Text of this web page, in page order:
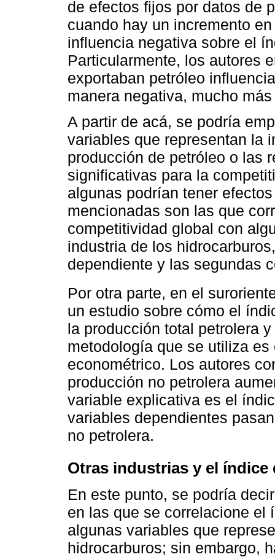
de efectos fijos por datos de
cuando hay un incremento
influencia negativa sobre el
Particularmente, los autores
exportaban petróleo
manera negativa, mucho
A partir de acá, se podría
variables que representan la
producción de petróleo o las
significativas para la
algunas podrían tener
mencionadas son las que
competitividad global con
industria de los
dependiente y las segundas
Por otra parte, en el
un estudio sobre cómo el
la producción total petrolera
metodología que se utiliza
econométrico. Los autores
producción no petrolera
variable explicativa es el
variables dependientes
no petrolera.
Otras industrias y el
En este punto, se podría
en las que se correlacione el
algunas variables que
hidrocarburos; sin embargo,